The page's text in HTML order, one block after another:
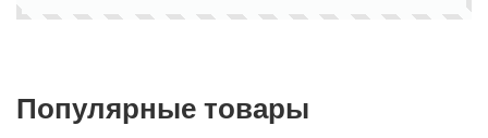
Популярные товары